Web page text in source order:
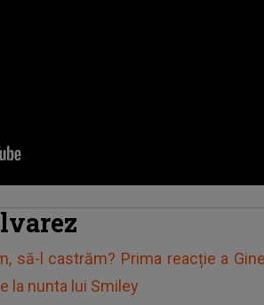
să-l castrăm? Prima reacție a
la nunta lui Smiley